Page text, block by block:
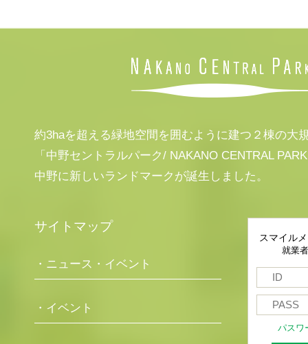
約3haを超える緑地空間を囲むように建つ２棟の大
「中野セントラルパーク/ NAKANO CENTRAL
中野に新しいランドマークが誕生しました。
サイトマップ
・ニュース・イベント
・イベント
スマイル
就業
パスワ